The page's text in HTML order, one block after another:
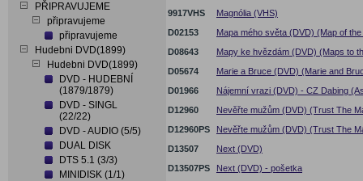
PŘIPRAVUJEME
připravujeme
připravujeme
Hudebni DVD(1899)
Hudebni DVD(1899)
DVD - HUDEBNÍ
(1879/1879)
DVD - SINGL
(22/22)
DVD - AUDIO (5/5)
DUAL DISK
DTS 5.1 (3/3)
MINIDISK (1/1)
9917VHS
Magnólia (VHS)
D02153
Mapa mého světa (DVD) (Map of
D08643
Mapy ke hvězdám (DVD) (Maps to
D05674
Marie a Bruce (DVD) (Marie and
D01966
Nájemní vrazi (DVD) - CZ Dabing
D12960
Nevěřte mužům (DVD) (Trust The
D12960PS
Nevěřte mužům (DVD) (Trust The
D13507
Next (DVD)
D13507PS
Next (DVD) - pošetka